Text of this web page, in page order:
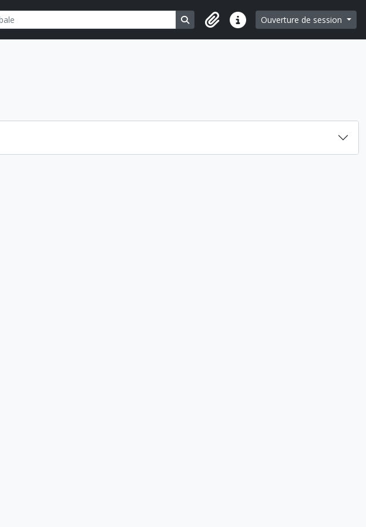
Search in browse page
Liens rapidesOuverture de session